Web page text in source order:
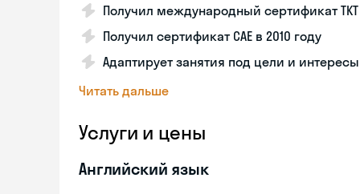
Получил международный сертификат ТКТ
Получил сертификат САЕ в 2010 году
Адаптирует занятия под цели и
Читать дальше
Услуги и цены
Английский язык